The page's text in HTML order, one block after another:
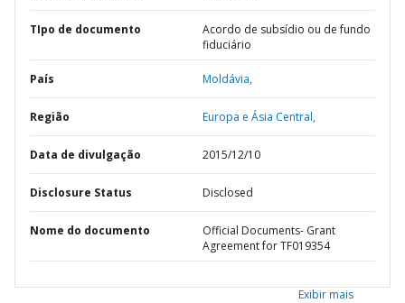
TIpo de documento
Acordo de subsídio ou de fundo
fiduciário
País Moldávia,
Região Europa e Ásia Central,
Data de divulgação 2015/12/10
Disclosure Status Disclosed
Nome do documento
Official Documents- Grant
Agreement for TF019354
Exibir mais